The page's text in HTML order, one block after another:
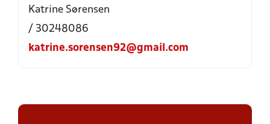
Katrine Sørensen
/ 30248086
katrine.sorensen92@gmail.com